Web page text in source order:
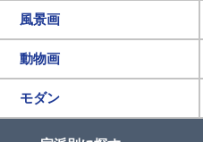
風景画
動物画
モダン